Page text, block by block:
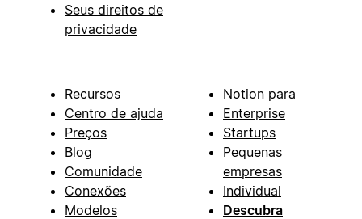
Seus direitos de
privacidade
Recursos
Centro de ajuda
Preços
Blog
Comunidade
Conexões
Modelos
Notion para
Enterprise
Startups
Pequenas
empresas
Individual
Descubra